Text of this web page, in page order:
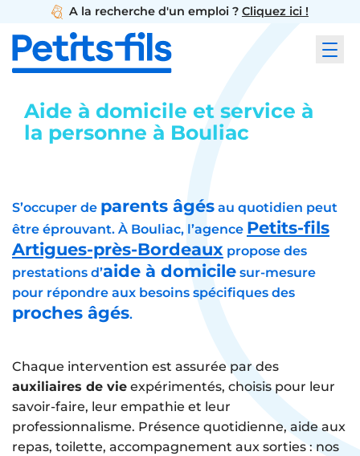
A la recherche d'un emploi ? Cliquez ici !
Aide à domicile et service à
la personne à Bouliac
S’occuper de parents âgés au quotidien peut
être éprouvant. À Bouliac, l’agence Petits-fils
Artigues-près-Bordeaux propose des
prestations d’aide à domicile sur-mesure
pour répondre aux besoins spécifiques des
proches âgés.
Chaque intervention est assurée par des
auxiliaires de vie expérimentés, choisis pour leur
savoir-faire, leur empathie et leur
professionnalisme. Présence quotidienne, aide aux
repas, toilette, accompagnement aux sorties : nos